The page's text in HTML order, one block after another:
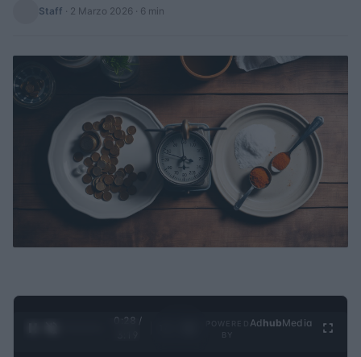
Staff · 2 Marzo 2026 · 6 min
0:29 /
Ad hubMedia